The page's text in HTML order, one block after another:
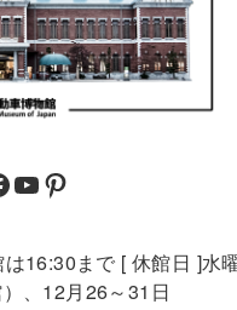
16:30まで [ 休館日 ]水
）、12月26～31日